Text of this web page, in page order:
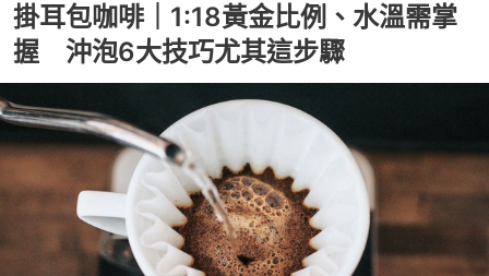
掛耳包咖啡｜1:18黃金比例、水溫需掌
握 沖泡6大技巧尤其這步驟